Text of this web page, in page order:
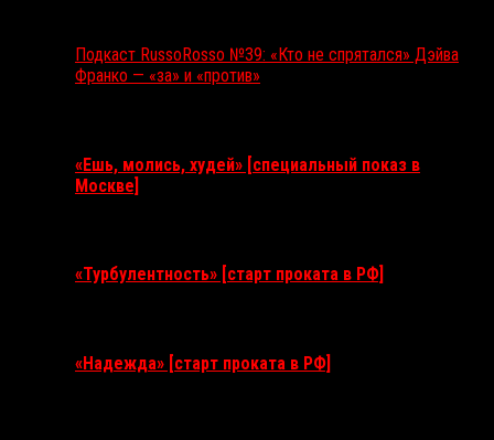
Подкаст RussoRosso №39: «Кто не спрятался» Дэйва
Франко — «за» и «против»
«Ешь, молись, худей» [специальный показ в
Москве]
«Турбулентность» [старт проката в РФ]
«Надежда» [старт проката в РФ]